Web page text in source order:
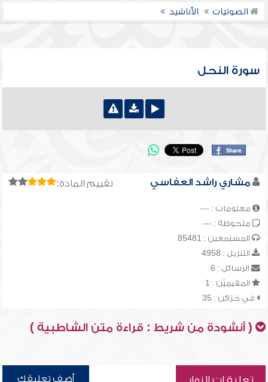
الصوتيات الأناشيد
سورة النحل
تقييم المادة: مشاري راشد العفاسي
معلومات : ---
ملحوظة : ---
المستمعين : 85481
التنزيل : 4958
الرسائل : 6
المقيميّن : 1
في خزائن : 35
( أنشودة من شريط : قراءة متن الشاطبية )
أضف تعليقك